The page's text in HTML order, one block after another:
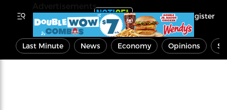
Register
Last Minute News Economy Opinions
Advertisements